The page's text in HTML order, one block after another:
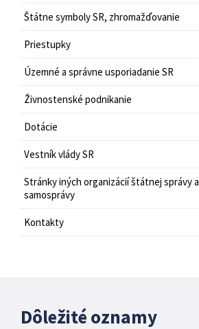
Štátne symboly SR, zhromažďovanie
Priestupky
Územné a správne usporiadanie SR
Živnostenské podnikanie
Dotácie
Vestník vlády SR
Stránky iných organizácií štátnej správy a
samosprávy
Kontakty
Dôležité oznamy